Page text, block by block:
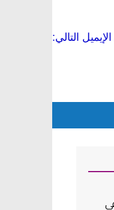
التالي: